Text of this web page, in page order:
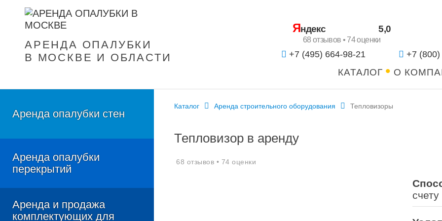
АРЕНДА ОПАЛУБКИ
В МОСКВЕ И ОБЛАСТИ
Яндекс 5,0
68 отзывов • 74 оценки
+7 (495) 664-98-21 +7
КАТАЛОГ О
Аренда опалубки стен
Алюминиевая опалубка
Мелкощитовая опалубка
Опалубка колонн
Аренда опалубки
перекрытий
Объемная опалубка ХСИ
Аренда и продажа
комплектующих для
Каталог Аренда строительного оборудования Тепловизоры
Тепловизор в аренду
68 отзывов • 74 оценки